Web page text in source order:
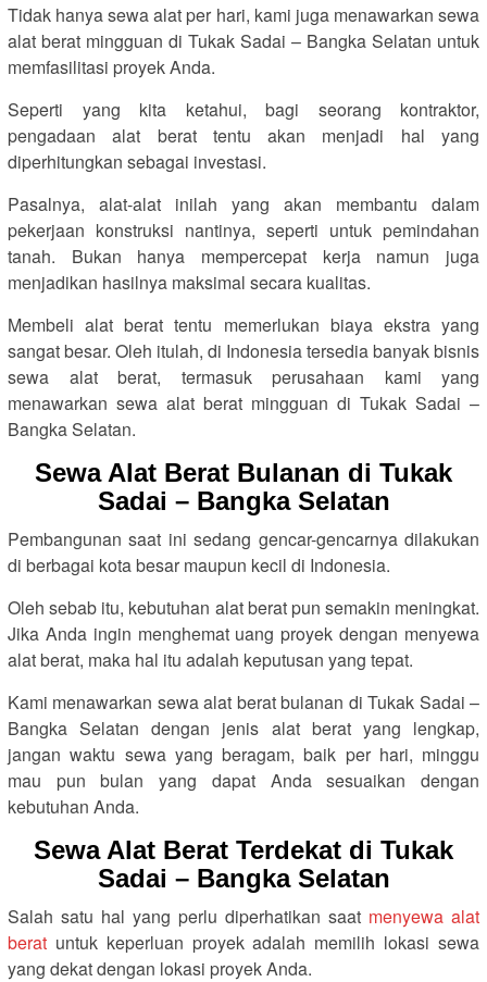
Tidak hanya sewa alat per hari, kami juga menawarkan sewa
alat berat mingguan di Tukak Sadai – Bangka Selatan untuk
memfasilitasi proyek Anda.
Seperti yang kita ketahui, bagi seorang kontraktor,
pengadaan alat berat tentu akan menjadi hal yang
diperhitungkan sebagai investasi.
Pasalnya, alat-alat inilah yang akan membantu dalam
pekerjaan konstruksi nantinya, seperti untuk pemindahan
tanah. Bukan hanya mempercepat kerja namun juga
menjadikan hasilnya maksimal secara kualitas.
Membeli alat berat tentu memerlukan biaya ekstra yang
sangat besar. Oleh itulah, di Indonesia tersedia banyak bisnis
sewa alat berat, termasuk perusahaan kami yang
menawarkan sewa alat berat mingguan di Tukak Sadai –
Bangka Selatan.
Sewa Alat Berat Bulanan di Tukak
Sadai – Bangka Selatan
Pembangunan saat ini sedang gencar-gencarnya dilakukan
di berbagai kota besar maupun kecil di Indonesia.
Oleh sebab itu, kebutuhan alat berat pun semakin meningkat.
Jika Anda ingin menghemat uang proyek dengan menyewa
alat berat, maka hal itu adalah keputusan yang tepat.
Kami menawarkan sewa alat berat bulanan di Tukak Sadai –
Bangka Selatan dengan jenis alat berat yang lengkap,
jangan waktu sewa yang beragam, baik per hari, minggu
mau pun bulan yang dapat Anda sesuaikan dengan
kebutuhan Anda.
Sewa Alat Berat Terdekat di Tukak
Sadai – Bangka Selatan
Salah satu hal yang perlu diperhatikan saat menyewa alat
berat untuk keperluan proyek adalah memilih lokasi sewa
yang dekat dengan lokasi proyek Anda.